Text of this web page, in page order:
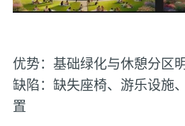
优势：基础绿化与休憩分区
缺陷：缺失座椅、游乐设施
置